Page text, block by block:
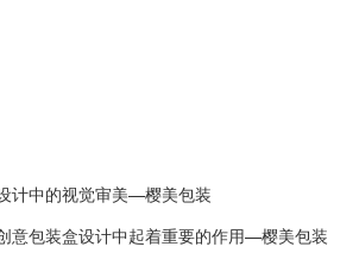
计中的视觉审美—樱美包装
意包装盒设计中起着重要的作用—樱美包装